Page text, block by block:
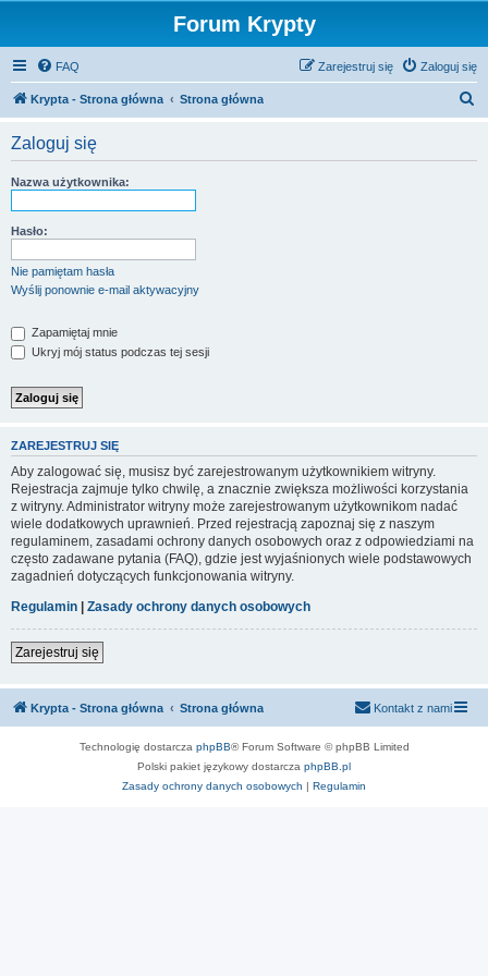
Forum Krypty
FAQ Zaloguj się
Zarejestruj się
Krypta - Strona główna Strona główna
Zaloguj się
Nazwa użytkownika:
Hasło:
Nie pamiętam hasła
Wyślij ponownie e-mail aktywacyjny
Zapamiętaj mnie
Ukryj mój status podczas tej sesji
ZAREJESTRUJ SIĘ
Aby zalogować się, musisz być zarejestrowanym użytkownikiem witryny.
Rejestracja zajmuje tylko chwilę, a znacznie zwiększa możliwości korzystania
z witryny. Administrator witryny może zarejestrowanym użytkownikom nadać
wiele dodatkowych uprawnień. Przed rejestracją zapoznaj się z naszym
regulaminem, zasadami ochrony danych osobowych oraz z odpowiedziami na
często zadawane pytania (FAQ), gdzie jest wyjaśnionych wiele podstawowych
zagadnień dotyczących funkcjonowania witryny.
Regulamin | Zasady ochrony danych osobowych
Zarejestruj się
Krypta - Strona główna Strona główna Kontakt z nami
Technologię dostarcza phpBB® Forum Software © phpBB Limited
Polski pakiet językowy dostarcza phpBB.pl
Zasady ochrony danych osobowych | Regulamin